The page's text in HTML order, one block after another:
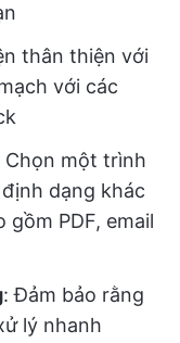
thân thiện với
với các
Chọn một trình
dạng khác
PDF, email
: Đảm bảo rằng
lý nhanh